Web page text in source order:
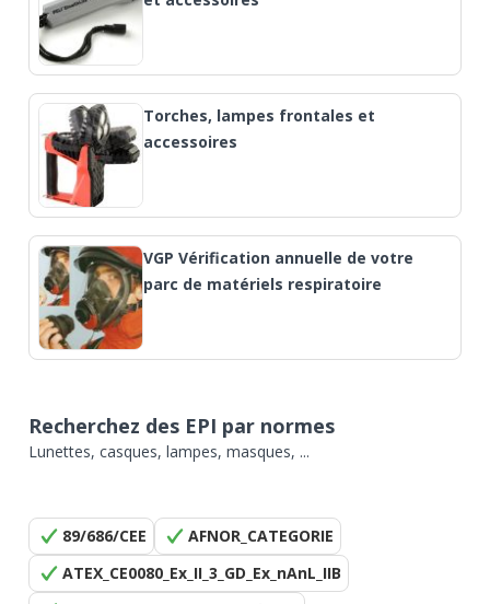
Torches, lampes frontales et
accessoires
VGP Vérification annuelle de votre
parc de matériels respiratoire
Recherchez des EPI par normes
Lunettes, casques, lampes, masques, ...
89/686/CEE
AFNOR_CATEGORIE
ATEX_CE0080_Ex_II_3_GD_Ex_nAnL_IIB